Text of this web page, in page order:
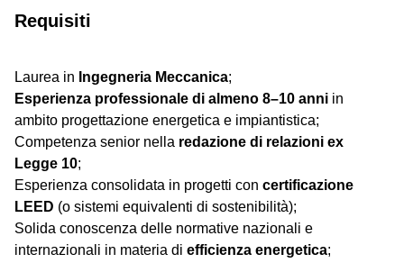
Requisiti
Laurea in Ingegneria Meccanica;
Esperienza professionale di almeno 8–10 anni in
ambito progettazione energetica e impiantistica;
Competenza senior nella redazione di relazioni ex
Legge 10;
Esperienza consolidata in progetti con certificazione
LEED (o sistemi equivalenti di sostenibilità);
Solida conoscenza delle normative nazionali e
internazionali in materia di efficienza energetica;